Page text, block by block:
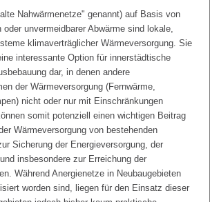
Nahwärmenetze" genannt) auf Basis von
oder unvermeidbarer Abwärme sind lokale,
klimaverträglicher Wärmeversorgung. Sie
interessante Option für innerstädtische
dar, in denen andere
der Wärmeversorgung (Fernwärme,
nicht oder nur mit Einschränkungen
somit potenziell einen wichtigen Beitrag
Wärmeversorgung von bestehenden
Sicherung der Energieversorgung, der
insbesondere zur Erreichung der
Während Anergienetze in Neubaugebieten
worden sind, liegen für den Einsatz dieser